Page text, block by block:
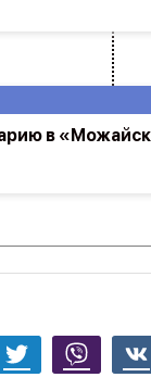
в
Twitter Viber